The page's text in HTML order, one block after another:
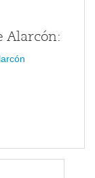
Alarcón: